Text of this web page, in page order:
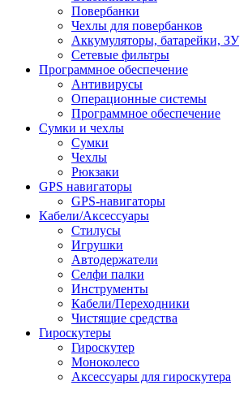
Повербанки
Чехлы для повербанков
Аккумуляторы, батарейки, ЗУ
Сетевые фильтры
Программное обеспечение
Антивирусы
Операционные системы
Программное обеспечение
Сумки и чехлы
Сумки
Чехлы
Рюкзаки
GPS навигаторы
GPS-навигаторы
Кабели/Аксессуары
Стилусы
Игрушки
Автодержатели
Селфи палки
Инструменты
Кабели/Переходники
Чистящие средства
Гироскутеры
Гироскутер
Моноколесо
Аксессуары для гироскутера